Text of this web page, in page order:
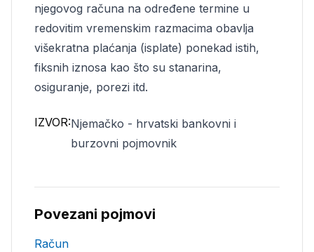
njegovog računa na određene termine u
redovitim vremenskim razmacima obavlja
višekratna plaćanja (isplate) ponekad istih,
fiksnih iznosa kao što su stanarina,
osiguranje, porezi itd.
IZVOR:Njemačko - hrvatski bankovni i
burzovni pojmovnik
Povezani pojmovi
Račun